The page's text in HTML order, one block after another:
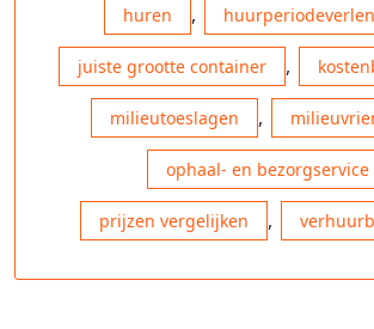
huren ,
juiste grootte container ,
milieutoeslagen ,
ophaal- en bezorgservice
prijzen vergelijken ,